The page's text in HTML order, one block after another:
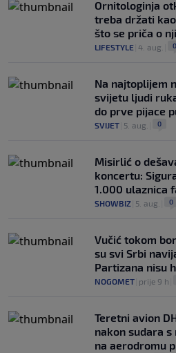
Ornitologinja
treba držati
što se priča o
LIFESTYLE 4. aug. 0
Na najtoplijem
svijetu ljudi
do prve pijace
SVIJET 5. aug. 0
Misirlić o
koncertu:
1.000 ulaznica
SHOWBIZ 5. aug. 0
Vučić tokom
su svi Srbi
Partizana nisu
NOGOMET prije 9 h
Teretni avion
nakon sudara
na aerodromu